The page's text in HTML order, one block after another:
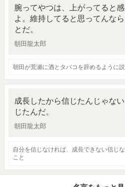
腕ってやつは、上がってると
よ。維持してると思ってんな
とだ。
朝田龍太郎
朝田が荒瀬に酒とタバコを辞めるように
成長したから信じたんじゃな
じたんだ。
朝田龍太郎
自分を信じなければ、成長できない信じ
こと